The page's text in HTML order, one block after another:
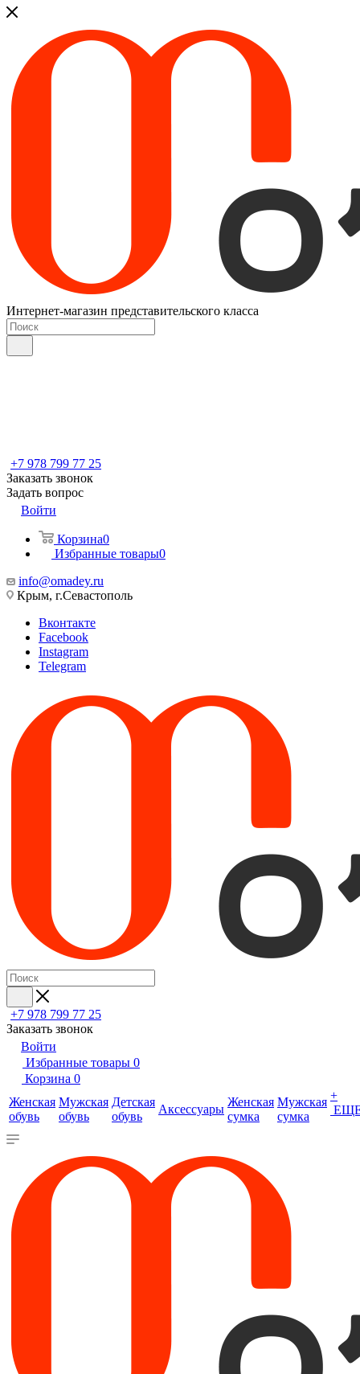
Интернет-магазин представительского класса
+7 978 799 77 25
Заказать звонок
Задать вопрос
Войти
Корзина0
Избранные товары0
info@omadey.ru
Крым, г.Севастополь
Вконтакте
Facebook
Instagram
Telegram
+7 978 799 77 25
Заказать звонок
Войти
Избранные товары 0
Корзина 0
Женская
обувь
Мужская
обувь
Детская
обувь
Аксессуары
Женская
сумка
Мужская
сумка
+